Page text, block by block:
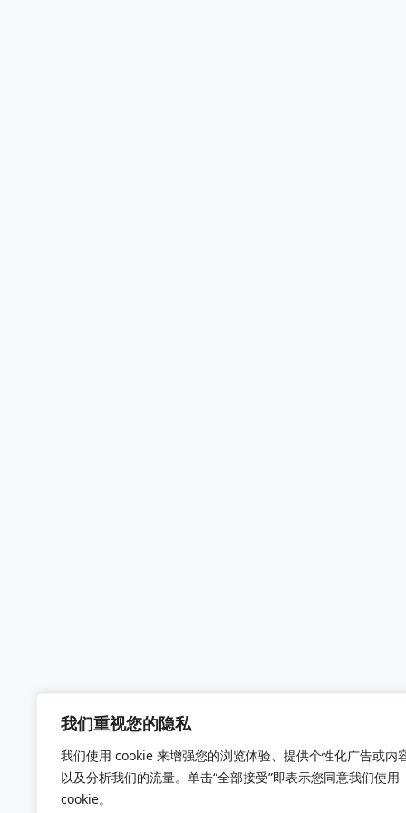
我们重视您的隐私
我们使用 cookie 来增强您的浏览体验、提供个性化广告或内
以及分析我们的流量。单击“全部接受”即表示您同意我们使用
cookie。